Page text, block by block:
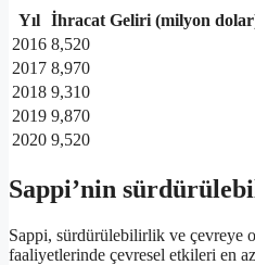
Yıl İhracat Geliri (milyon
2016 8,520
2017 8,970
2018 9,310
2019 9,870
2020 9,520
Sappi’nin
Sappi, sürdürülebilirlik ve çevreye
faaliyetlerinde çevresel etkileri en